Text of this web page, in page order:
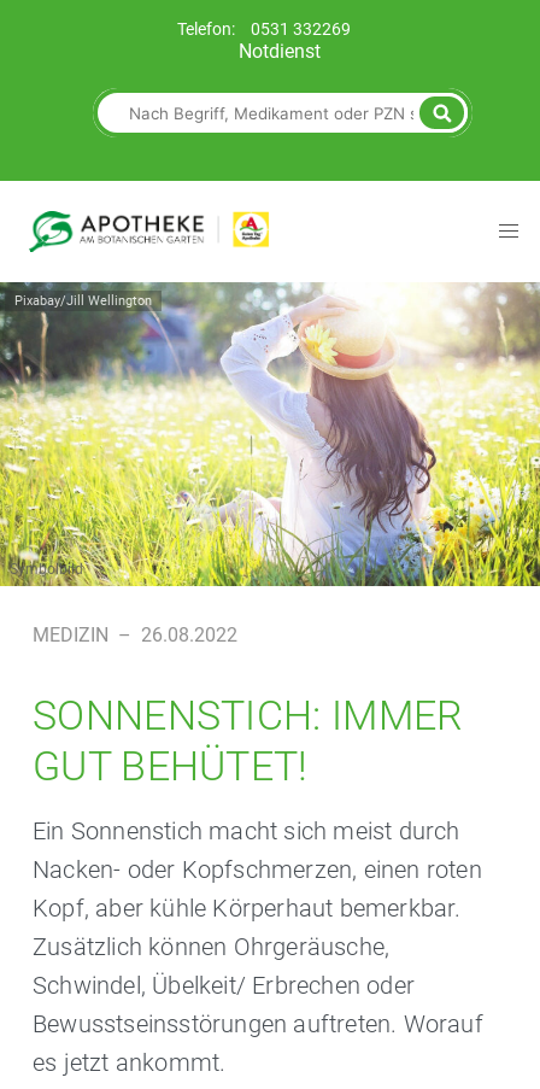
Telefon: 0531 332269
Notdienst
Pixabay/Jill Wellington
Symbolbild
MEDIZIN – 26.08.2022
SONNENSTICH: IMMER
GUT BEHÜTET!
Ein Sonnenstich macht sich meist durch
Nacken- oder Kopfschmerzen, einen roten
Kopf, aber kühle Körperhaut bemerkbar.
Zusätzlich können Ohrgeräusche,
Schwindel, Übelkeit/ Erbrechen oder
Bewusstseinsstörungen auftreten. Worauf
es jetzt ankommt.